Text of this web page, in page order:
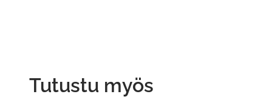
Tutustu myös